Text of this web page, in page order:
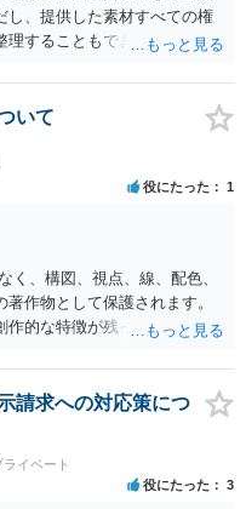
性があります。 公開前に変
場でアドバイスするにも限
上、弁護士に相談されること
し、提供した素材すべての権
理することもできません。 ご
文字主体のロゴ、商品情報、
どは、通常、著作物には当た
イラスト等が含まれる場合に
あります。 また、人物写真
は被写体本人に帰属します
制作したイラストやバナー
、依頼者から提供された素
、著作物性は認められにく
の一部に創作性が認められ
相談者の写真や文章等を制作
を担当した事実を記載した
為まで当然に禁止できると
可能性等から判断されま
いて
役にたった 1
、構図、視点、線、配色、
作物として保護されます。
作的な特徴が残っていれば、
ません。 ② 出典を記載するだ
分の説明や批評が主で、図が
引用部分が明確に区別さ
必要です。勉強ノートの教
合、引用と認められにくい
現を変えただけで適法になる
請求への対応策につ
イベート
役にたった 3